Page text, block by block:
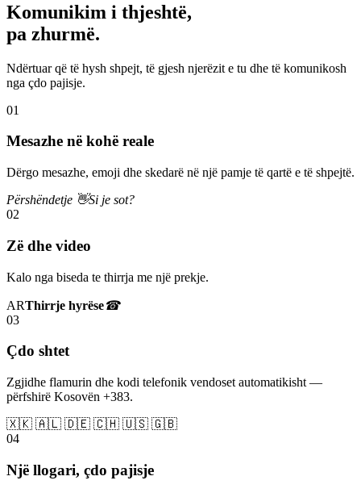
Komunikim i thjeshtë,
pa zhurmë.
Ndërtuar që të hysh shpejt, të gjesh njerëzit e tu dhe të komunikosh
nga çdo pajisje.
01
Mesazhe në kohë reale
Dërgo mesazhe, emoji dhe skedarë në një pamje të qartë e të shpejtë.
Përshëndetje 👋Si je sot?
02
Zë dhe video
Kalo nga biseda te thirrja me një prekje.
ARThirrje hyrëse☎
03
Çdo shtet
Zgjidhe flamurin dhe kodi telefonik vendoset automatikisht —
përfshirë Kosovën +383.
🇽🇰 🇦🇱 🇩🇪 🇨🇭 🇺🇸 🇬🇧
04
Një llogari, çdo pajisje